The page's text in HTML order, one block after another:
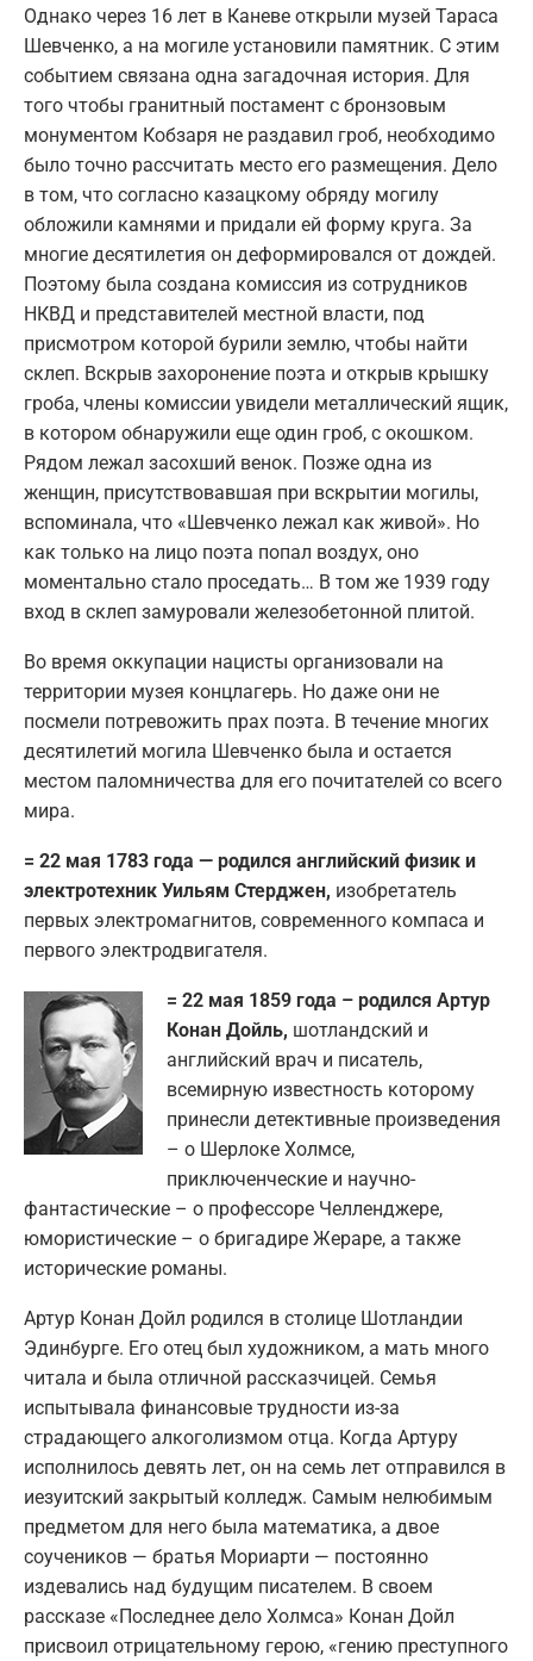
Однако через 16 лет в Каневе открыли музей Тараса
Шевченко, а на могиле установили памятник. С этим
событием связана одна загадочная история. Для
того чтобы гранитный постамент с бронзовым
монументом Кобзаря не раздавил гроб, необходимо
было точно рассчитать место его размещения. Дело
в том, что согласно казацкому обряду могилу
обложили камнями и придали ей форму круга. За
многие десятилетия он деформировался от дождей.
Поэтому была создана комиссия из сотрудников
НКВД и представителей местной власти, под
присмотром которой бурили землю, чтобы найти
склеп. Вскрыв захоронение поэта и открыв крышку
гроба, члены комиссии увидели металлический ящик,
в котором обнаружили еще один гроб, с окошком.
Рядом лежал засохший венок. Позже одна из
женщин, присутствовавшая при вскрытии могилы,
вспоминала, что «Шевченко лежал как живой». Но
как только на лицо поэта попал воздух, оно
моментально стало проседать… В том же 1939 году
вход в склеп замуровали железобетонной плитой.
Во время оккупации нацисты организовали на
территории музея концлагерь. Но даже они не
посмели потревожить прах поэта. В течение многих
десятилетий могила Шевченко была и остается
местом паломничества для его почитателей со всего
мира.
= 22 мая 1783 года — родился английский физик и
электротехник Уильям Стерджен, изобретатель
первых электромагнитов, современного компаса и
первого электродвигателя.
= 22 мая 1859 года – родился Артур
Конан Дойль, шотландский и
английский врач и писатель,
всемирную известность которому
принесли детективные произведения
– о Шерлоке Холмсе,
приключенческие и научно-
фантастические – о профессоре Челленджере,
юмористические – о бригадире Жераре, а также
исторические романы.
Артур Конан Дойл родился в столице Шотландии
Эдинбурге. Его отец был художником, а мать много
читала и была отличной рассказчицей. Семья
испытывала финансовые трудности из-за
страдающего алкоголизмом отца. Когда Артуру
исполнилось девять лет, он на семь лет отправился в
иезуитский закрытый колледж. Самым нелюбимым
предметом для него была математика, а двое
соучеников — братья Мориарти — постоянно
издевались над будущим писателем. В своем
рассказе «Последнее дело Холмса» Конан Дойл
присвоил отрицательному герою, «гению преступного